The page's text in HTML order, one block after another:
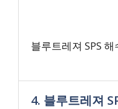
블루트레져 SPS
4. 블루트레져